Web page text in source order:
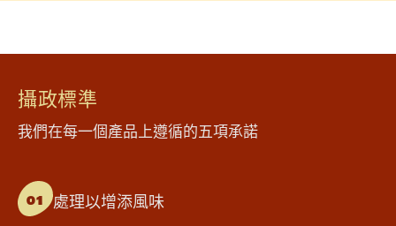
攝政標準
我們在每一個產品上遵循的五項承諾
01 處理以增添風味